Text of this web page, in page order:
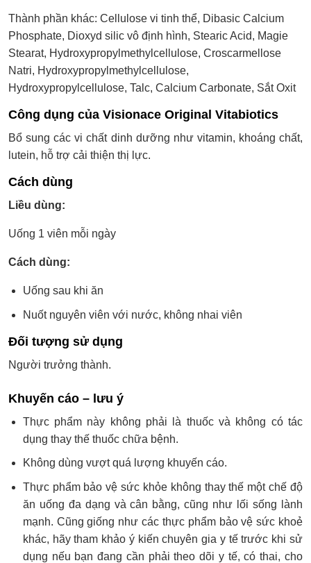
Thành phần khác: Cellulose vi tinh thể, Dibasic Calcium
Phosphate, Dioxyd silic vô định hình, Stearic Acid, Magie
Stearat, Hydroxypropylmethylcellulose, Croscarmellose
Natri, Hydroxypropylmethylcellulose,
Hydroxypropylcellulose, Talc, Calcium Carbonate, Sắt Oxit
Công dụng của Visionace Original Vitabiotics
Bổ sung các vi chất dinh dưỡng như vitamin, khoáng chất,
lutein, hỗ trợ cải thiện thị lực.
Cách dùng
Liều dùng:
Uống 1 viên mỗi ngày
Cách dùng:
Uống sau khi ăn
Nuốt nguyên viên với nước, không nhai viên
Đối tượng sử dụng
Người trưởng thành.
Khuyến cáo – lưu ý
Thực phẩm này không phải là thuốc và không có tác
dụng thay thế thuốc chữa bệnh.
Không dùng vượt quá lượng khuyến cáo.
Thực phẩm bảo vệ sức khỏe không thay thế một chế độ
ăn uống đa dạng và cân bằng, cũng như lối sống lành
mạnh. Cũng giống như các thực phẩm bảo vệ sức khoẻ
khác, hãy tham khảo ý kiến chuyên gia y tế trước khi sử
dụng nếu bạn đang cần phải theo dõi y tế, có thai, cho